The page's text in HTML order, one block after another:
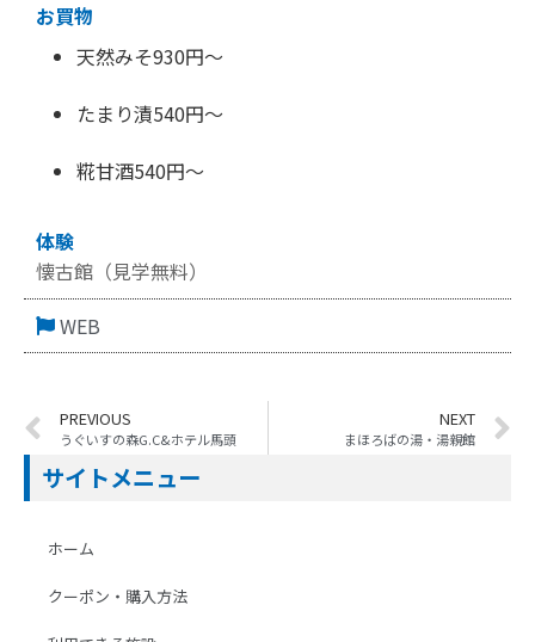
お買物
天然みそ930円～
たまり漬540円～
糀甘酒540円～
体験
懐古館（見学無料）
WEB
PREVIOUS
うぐいすの森G.C&ホテル馬頭
NEXT
まほろばの湯・湯親館
サイトメニュー
ホーム
クーポン・購入方法